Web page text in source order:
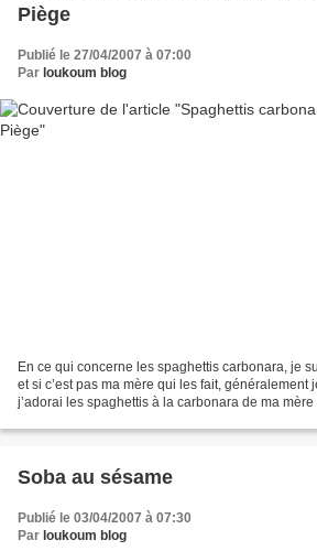
Piège
Publié le 27/04/2007 à 07:00
Par loukoum blog
En ce qui concerne les spaghettis carbonara, je
et si c’est pas ma mère qui les fait, généralement
j’adorai les spaghettis à la carbonara de ma
Soba au sésame
Publié le 03/04/2007 à 07:30
Par loukoum blog